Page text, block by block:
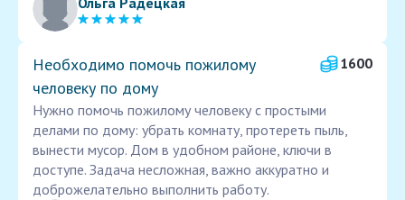
Необходимо помочь пожилому
человеку по дому
1600
Нужно помочь пожилому человеку с простыми
делами по дому: убрать комнату, протереть пыль,
вынести мусор. Дом в удобном районе, ключи в
доступе. Задача несложная, важно аккуратно и
доброжелательно выполнить работу.